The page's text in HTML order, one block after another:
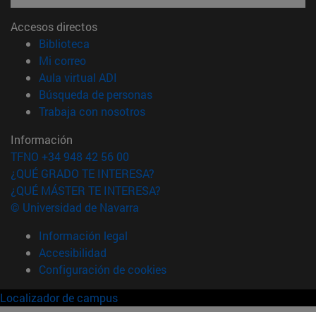
Accesos directos
Biblioteca
Mi correo(abre en nueva ventana)
Aula virtual ADI
Búsqueda de personas(abre en nueva ventana)
Trabaja con nosotros(abre en nueva ventana)
Información
TFNO +34 948 42 56 00
¿QUÉ GRADO TE INTERESA?
¿QUÉ MÁSTER TE INTERESA?
© Universidad de Navarra
Información legal
Accesibilidad
Configuración de cookies
Localizador de campus